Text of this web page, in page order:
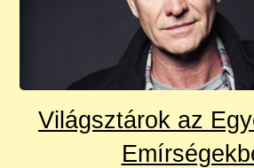
Világsztárok az